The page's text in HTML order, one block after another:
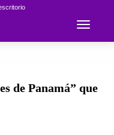
Toggle
de Panamá” que